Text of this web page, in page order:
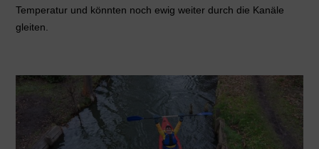
Temperatur und könnten noch ewig weiter durch die Kanäle
gleiten.